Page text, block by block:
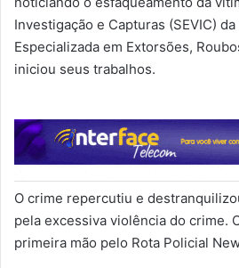
Investigação e Capturas (SEVIC)
Especializada em Extorsões,
iniciou seus trabalhos.
O crime repercutiu e
pela excessiva violência do crime.
primeira mão pelo Rota Policial